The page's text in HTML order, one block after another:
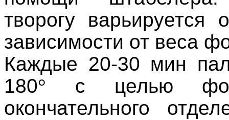
творогу
зависимости от веса
Каждые 20-30 мин
180° с целью
окончательного